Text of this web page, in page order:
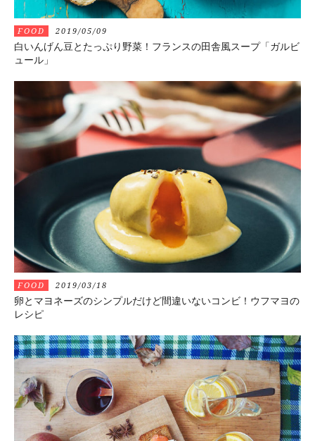
FOOD 2019/05/09
白いんげん豆とたっぷり野菜！フランスの田舎風スープ「ガルビ
ュール」
FOOD 2019/03/18
卵とマヨネーズのシンプルだけど間違いないコンビ！ウフマヨの
レシピ